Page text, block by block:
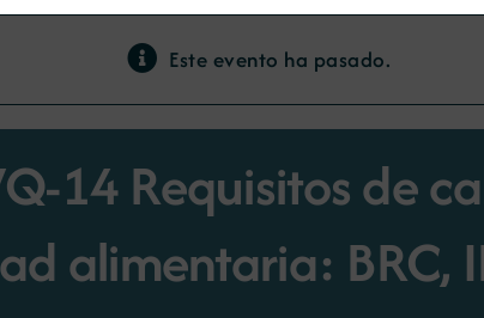
Este evento ha pasado.
14 Requisitos de
alimentaria: BRC,